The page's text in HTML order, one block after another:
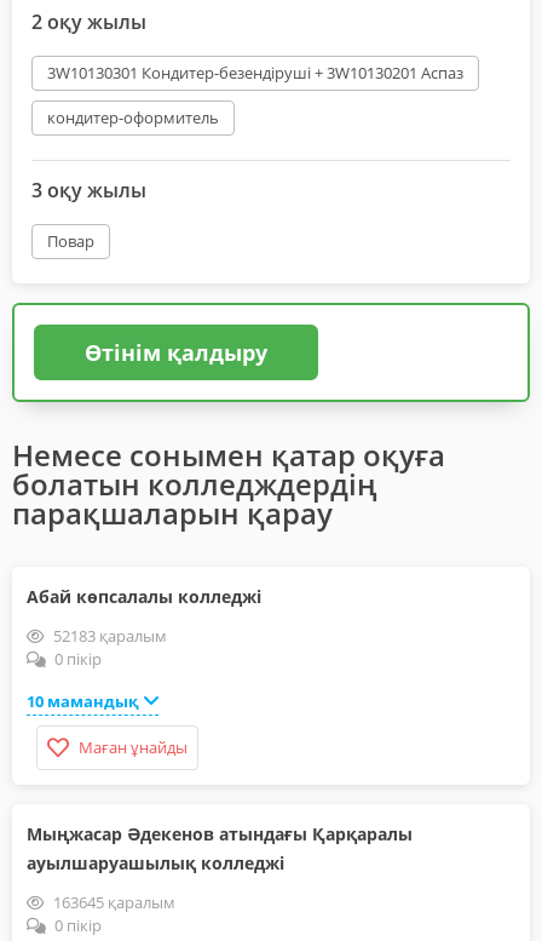
2 оқу жылы
3W10130301 Кондитер-безендіруші + 3W10130201 Аспаз
кондитер-оформитель
3 оқу жылы
Повар
Өтінім қалдыру
Немесе сонымен қатар оқуға
болатын колледждердің
парақшаларын қарау
Абай көпсалалы колледжі
52183 қаралым
0 пікір
10 мамандық
Маған ұнайды
Мыңжасар Әдекенов атындағы Қарқаралы
ауылшаруашылық колледжі
163645 қаралым
0 пікір